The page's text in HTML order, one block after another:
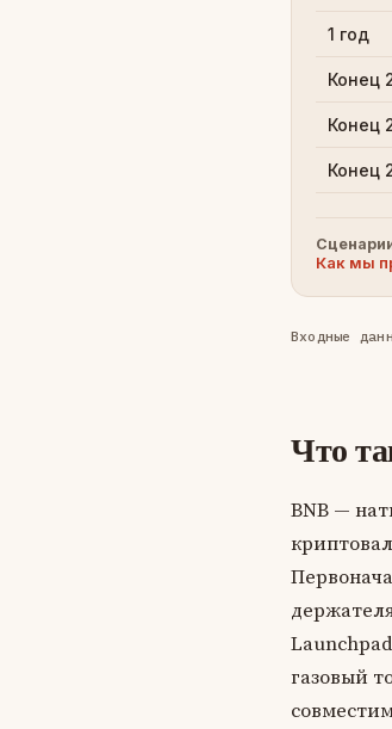
1 год
Конец
Конец
Конец
Как мы
Входные
Что
BNB —
газовый